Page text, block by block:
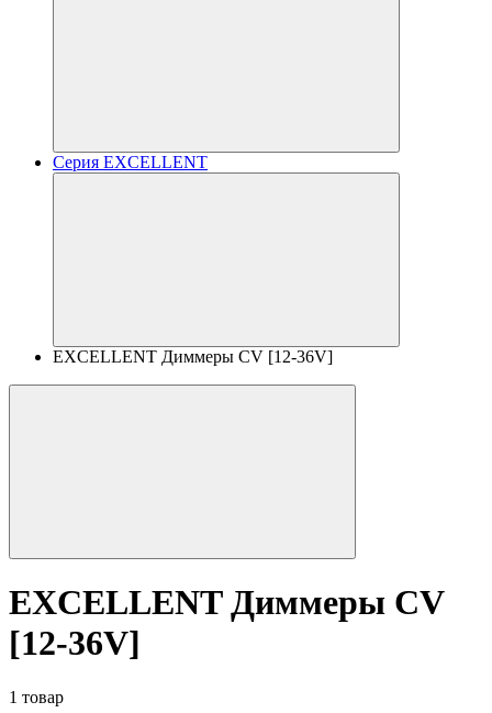
Серия EXCELLENT
EXCELLENT Диммеры CV [12-36V]
EXCELLENT Диммеры CV
[12-36V]
1 товар